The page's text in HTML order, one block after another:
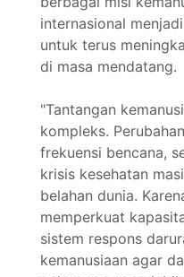
internasional
untuk terus
di masa mendatang.
"Tantangan
kompleks.
frekuensi bencana,
krisis kesehatan
belahan dunia.
memperkuat
sistem respons
kemanusiaan agar